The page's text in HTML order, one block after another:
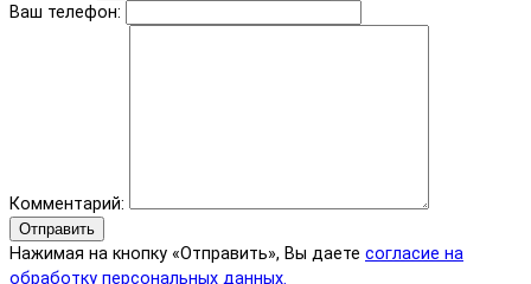
Ваш телефон:
Комментарий:
Отправить
Нажимая на кнопку «Отправить», Вы даете согласие на
обработку персональных данных.